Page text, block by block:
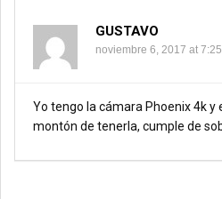
GUSTAVO
noviembre 6, 2017 at
Yo tengo la cámara Phoenix 4k y
montón de tenerla, cumple de